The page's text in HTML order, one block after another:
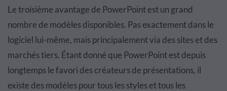
Le troisième avantage de PowerPoint est un grand
nombre de modèles disponibles. Pas exactement dans le
logiciel lui-même, mais principalement via des sites et des
marchés tiers. Étant donné que PowerPoint est depuis
longtemps le favori des créateurs de présentations, il
existe des modèles pour tous les styles et tous les